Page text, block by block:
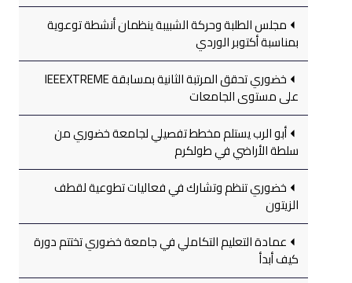
مجلس الطلبة وحركة الشبيبة ينظمان أنشطة توعوية
بمناسبة أكتوبر الوردي
خضوري تحقق المرتبة الثانية بمسابقة IEEEXTREME
على مستوى الجامعات
أبو الرب يستلم مخطط تفصيلي لجامعة خضوري من
سلطة الأراضي في طولكرم
خضوري تنظم وتشارك في فعاليات تطوعية لقطف
الزيتون
عمادة التعليم التكاملي في جامعة خضوري تختتم دورة
كيف أبدأ